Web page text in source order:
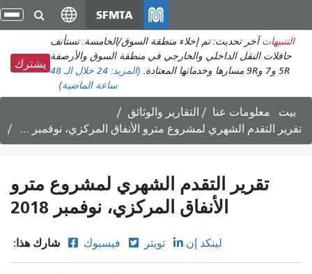
انتقل
إلى
المحتوى
الرئيسي
SFMTA
التنبيهات آخر تحديث: تم إخلاء منطقة السوق/الخامسة. تستأنف
حافلات النقل الداخلي والخارجي في منطقة السوق والأرصفة
5R و7 و9R مسارها وخدماتها المعتادة.
(المزيد: 24
خلال الـ 48
ساعة الماضية)
يشترك
بيت معلومات عنا
التقارير والوثائق
تقرير التقدم الشهري لمشروع مترو الأنفاق المركزي، نوفمبر 2018
تقرير التقدم الشهري لمشروع مترو
الأنفاق المركزي، نوفمبر 2018
شارك هذا: فيسبوك تويتر لينكد إن